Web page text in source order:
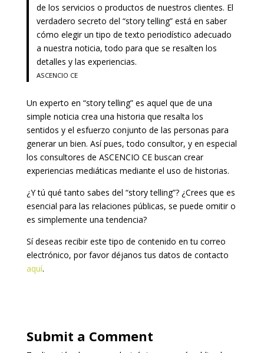
de los servicios o productos de nuestros clientes. El
verdadero secreto del “story telling” está en saber
cómo elegir un tipo de texto periodístico adecuado
a nuestra noticia, todo para que se resalten los
detalles y las experiencias.
ASCENCIO CE
Un experto en “story telling” es aquel que de una
simple noticia crea una historia que resalta los
sentidos y el esfuerzo conjunto de las personas para
generar un bien. Así pues, todo consultor, y en especial
los consultores de ASCENCIO CE buscan crear
experiencias mediáticas mediante el uso de historias.
¿Y tú qué tanto sabes del “story telling”? ¿Crees que es
esencial para las relaciones públicas, se puede omitir o
es simplemente una tendencia?
Sí deseas recibir este tipo de contenido en tu correo
electrónico, por favor déjanos tus datos de contacto
aquí.
Submit a Comment